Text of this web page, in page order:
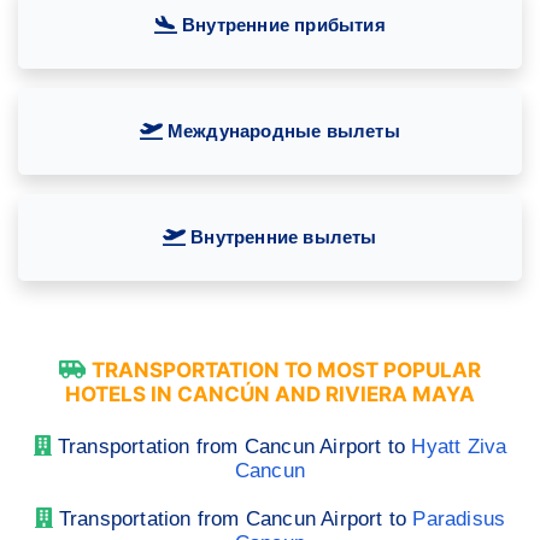
Внутренние прибытия
Международные вылеты
Внутренние вылеты
TRANSPORTATION TO MOST POPULAR
HOTELS IN CANCÚN AND RIVIERA MAYA
Transportation from Cancun Airport to Hyatt Ziva
Cancun
Transportation from Cancun Airport to Paradisus